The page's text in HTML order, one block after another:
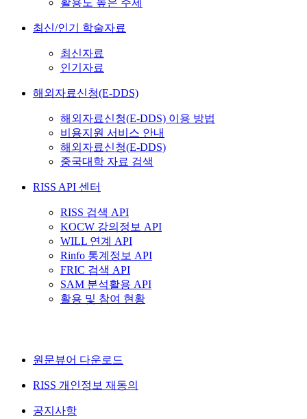
활용도 높은 주제
최신/인기 학술자료
최신자료
인기자료
해외자료신청(E-DDS)
해외자료신청(E-DDS) 이용 방법
비용지원 서비스 안내
해외자료신청(E-DDS)
중국대학 자료 검색
RISS API 센터
RISS 검색 API
KOCW 강의정보 API
WILL 연계 API
Rinfo 통계정보 API
FRIC 검색 API
SAM 분석활용 API
활용 및 참여 현황
원문뷰어 다운로드
RISS 개인정보 재동의
공지사항